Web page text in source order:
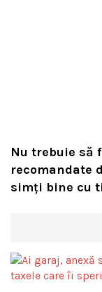
Nu trebuie să
recomandate
simți bine cu